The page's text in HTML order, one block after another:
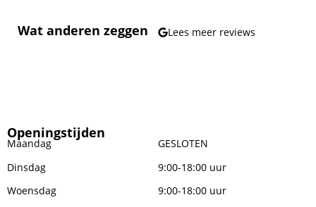
Wat anderen zeggen Lees meer reviews
Openingstijden
Maandag
GESLOTEN
Dinsdag
9:00-18:00 uur
Woensdag
9:00-18:00 uur